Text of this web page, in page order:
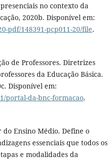
no contexto da
2020b. Disponível em:
pdf/148391-pcp011-20/file.
de Professores. Diretrizes
da Educação Básica.
Disponível em:
portal-da-bnc-formacao.
do Ensino Médio. Define o
essenciais que todos os
e modalidades da